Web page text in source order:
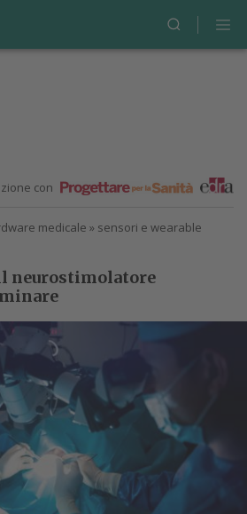
con
medicale » sensori e wearable
neurostimolatore